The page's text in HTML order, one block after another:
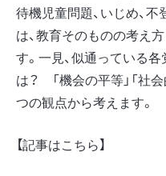
待機児童問題、いじめ、
は、教育そのものの考え
す。一見、似通っている
は？ 「機会の平等」「社
つの観点から考えます。
【記事はこちら】